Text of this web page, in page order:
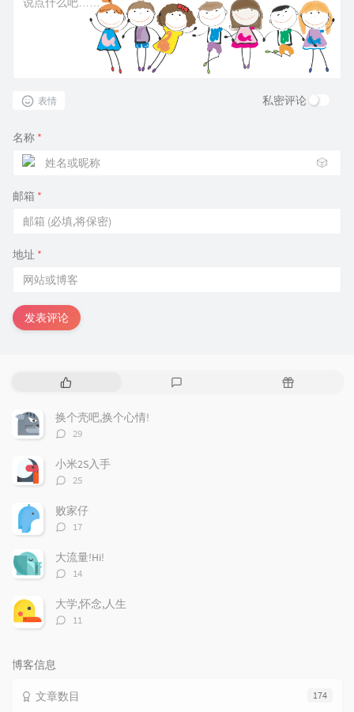
表情 私密评论
名称 *
🎲
邮箱 *
地址 *
发表评论
热
文
章
随
换个壳吧,换个心情!
评
数：
29
小米2S入手
评
数：
25
败家仔
评
数：
17
大流量!Hi!
评
数：
14
大学,怀念,人生
评
11
博客信息
174
文章数目